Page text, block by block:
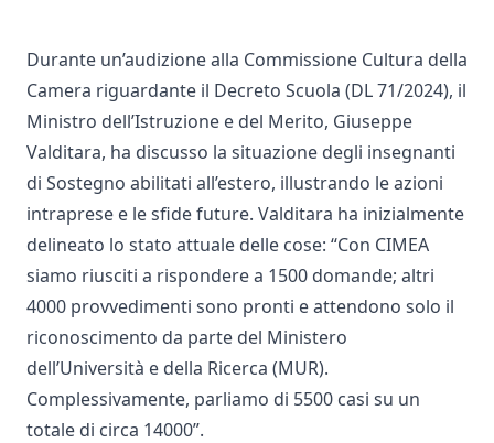
Durante un’audizione alla Commissione Cultura della
Camera riguardante il Decreto Scuola (DL 71/2024), il
Ministro dell’Istruzione e del Merito, Giuseppe
Valditara, ha discusso la situazione degli insegnanti
di Sostegno abilitati all’estero, illustrando le azioni
intraprese e le sfide future. Valditara ha inizialmente
delineato lo stato attuale delle cose: “Con CIMEA
siamo riusciti a rispondere a 1500 domande; altri
4000 provvedimenti sono pronti e attendono solo il
riconoscimento da parte del Ministero
dell’Università e della Ricerca (MUR).
Complessivamente, parliamo di 5500 casi su un
totale di circa 14000”.